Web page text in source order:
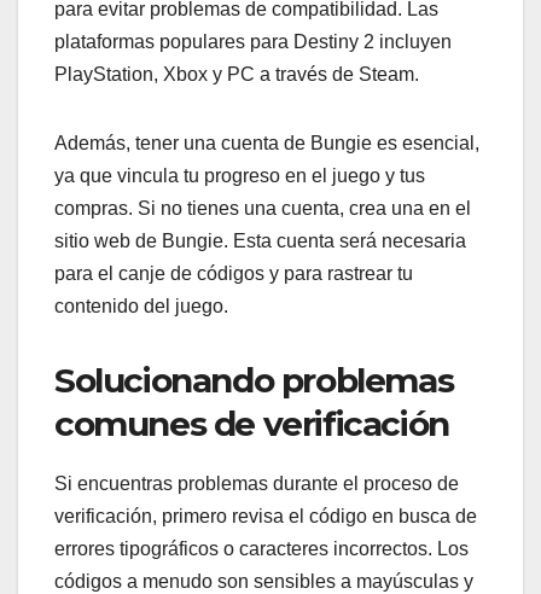
para evitar problemas de compatibilidad. Las
plataformas populares para Destiny 2 incluyen
PlayStation, Xbox y PC a través de Steam.
Además, tener una cuenta de Bungie es esencial,
ya que vincula tu progreso en el juego y tus
compras. Si no tienes una cuenta, crea una en el
sitio web de Bungie. Esta cuenta será necesaria
para el canje de códigos y para rastrear tu
contenido del juego.
Solucionando problemas
comunes de verificación
Si encuentras problemas durante el proceso de
verificación, primero revisa el código en busca de
errores tipográficos o caracteres incorrectos. Los
códigos a menudo son sensibles a mayúsculas y